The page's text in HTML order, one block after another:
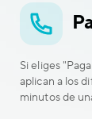
Si eliges
aplican a los
minutos de